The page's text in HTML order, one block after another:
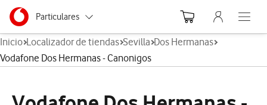
Ir a la pagina principal de vodafone.es
Menu navegación Segmento
Particulares
Autónomos
Grandes empresas
Menu
Abre el
Inicio Localizador de tiendas Sevilla Dos Hermanas
Vodafone Dos Hermanas - Canonigos